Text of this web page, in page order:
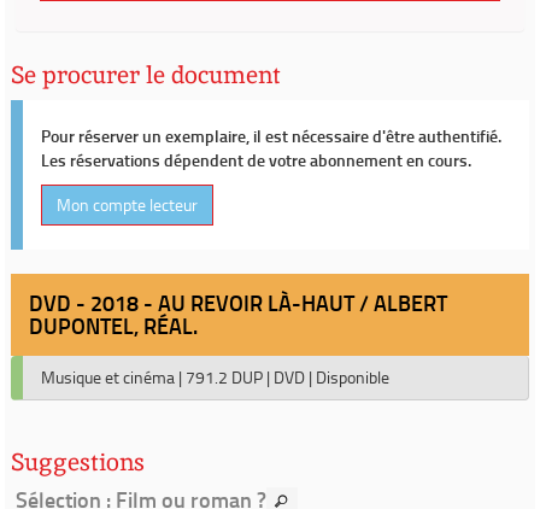
Se procurer le document
Pour réserver un exemplaire, il est nécessaire d'être authentifié.
Les réservations dépendent de votre abonnement en cours.
Mon compte lecteur
DVD - 2018 - AU REVOIR LÀ-HAUT / ALBERT
DUPONTEL, RÉAL.
Musique et cinéma | 791.2 DUP | DVD | Disponible
Suggestions
Sélection : Film ou roman ?